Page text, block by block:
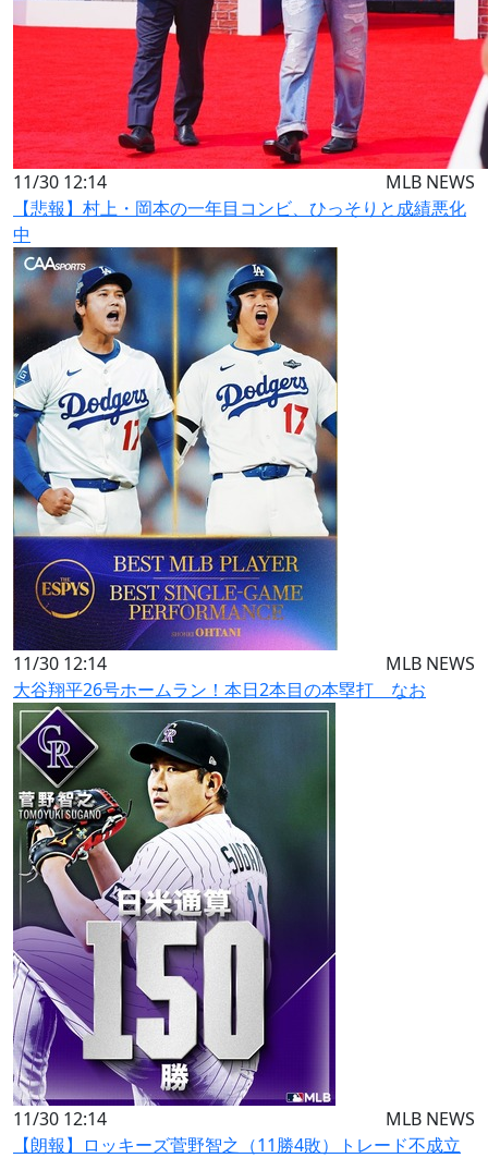
11/30 12:14
MLB NEWS
【悲報】村上・岡本の一年目コンビ、ひっそりと成績悪化
中
11/30 12:14
MLB NEWS
大谷翔平26号ホームラン！本日2本目の本塁打 なお
11/30 12:14
MLB NEWS
【朗報】ロッキーズ菅野智之（11勝4敗）トレード不成立